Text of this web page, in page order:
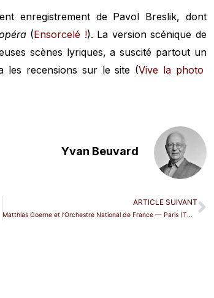
enregistrement de Pavol Breslik, dont
(Ensorcelé !). La version scénique de
scènes lyriques, a suscité partout un
les recensions sur le site (Vive la photo
Yvan Beuvard
ARTICLE SUIVANT
Matthias Goerne et l’Orchestre National de France — Paris (TCE)